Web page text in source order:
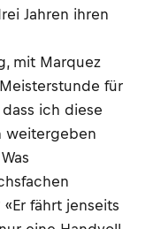
Jahren ihren
mit Marquez
für
ich diese
weitergeben
fährt jenseits